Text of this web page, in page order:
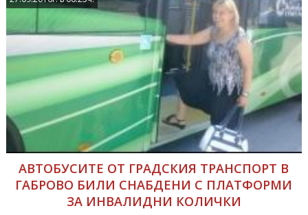
АВТОБУСИТЕ ОТ ГРАДСКИЯ ТРАНСПОРТ В
ГАБРОВО БИЛИ СНАБДЕНИ С ПЛАТФОРМИ
ЗА ИНВАЛИДНИ КОЛИЧКИ